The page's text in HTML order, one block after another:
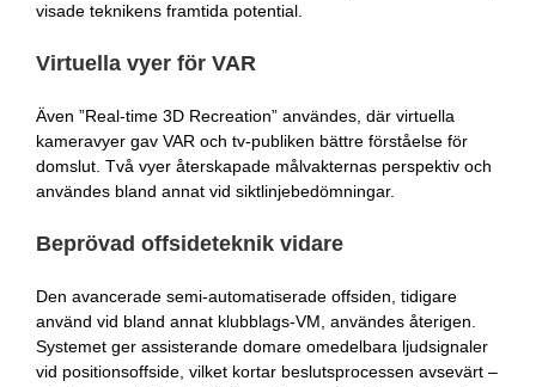
visade teknikens framtida potential.
Virtuella vyer för VAR
Även ”Real-time 3D Recreation” användes, där virtuella
kameravyer gav VAR och tv-publiken bättre förståelse för
domslut. Två vyer återskapade målvakternas perspektiv och
användes bland annat vid siktlinjebedömningar.
Beprövad offsideteknik vidare
Den avancerade semi-automatiserade offsiden, tidigare
använd vid bland annat klubblags-VM , användes återigen.
Systemet ger assisterande domare omedelbara ljudsignaler
vid positionsoffside, vilket kortar beslutsprocessen avsevärt –